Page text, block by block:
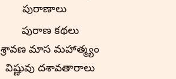
పురాణాలు
పురాణ కథలు
శ్రావణ మాస మహాత్మ్యం
విష్ణువు దశావతారాలు